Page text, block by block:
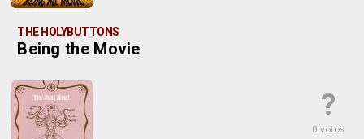
THE HOLYBUTTONS
Being the Movie
?
0 votos